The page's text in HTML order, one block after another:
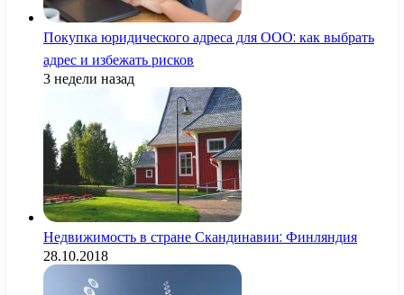
Покупка юридического адреса для ООО: как выбрать
адрес и избежать рисков
3 недели назад
Недвижимость в стране Скандинавии: Финляндия
28.10.2018